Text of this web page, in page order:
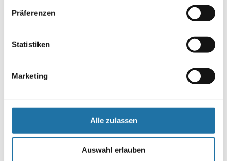
Präferenzen
Statistiken
Marketing
Alle zulassen
Auswahl erlauben